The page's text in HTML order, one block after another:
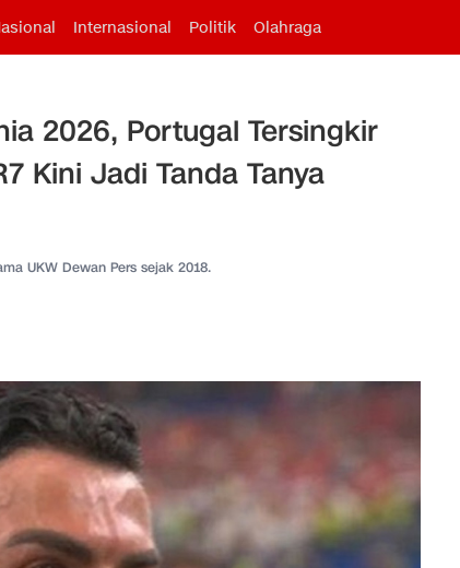
Internasional Politik Olahraga
2026, Portugal Tersingkir
Kini Jadi Tanda Tanya
UKW Dewan Pers sejak 2018.